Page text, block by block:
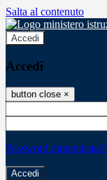
Salta al contenuto
Accedi
Accedi
button close ×
Password dimenticata?